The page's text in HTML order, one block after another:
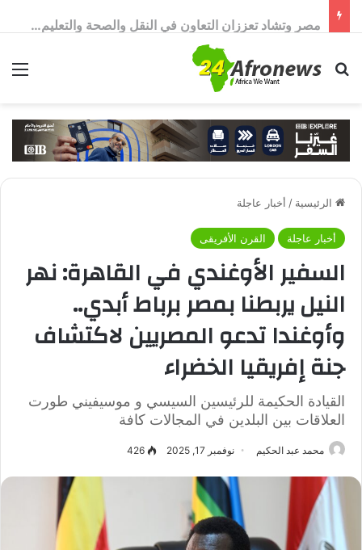
بحث عن
الرئيسية / أخبار عاجلة
أخبار عاجلة القرن الأفريقى
السفير الأوغندي في القاهرة: نهر
النيل يربطنا بمصر برباط أبدي..
وأوغندا تدعو المصريين لاكتشاف
جنة إفريقيا الخضراء
القيادة الحكيمة للرئيسين السيسي و موسيفيني طورت
العلاقات بين البلدين في المجالات كافة
محمد عبد الحكيم نوفمبر 17, 2025 426